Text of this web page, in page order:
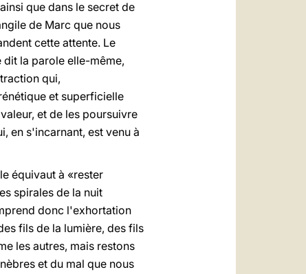
que dans le secret de
de Marc que nous
cette attente. Le
dit la parole elle-même,
qui,
et superficielle
et de les poursuivre
en s'incarnant, est venu à
équivaut à «rester
spirales de la nuit
donc l'exhortation
fils de la lumière, des fils
les autres, mais restons
et du mal que nous